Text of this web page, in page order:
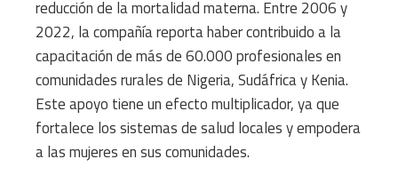
reducción de la mortalidad materna. Entre 2006 y
2022, la compañía reporta haber contribuido a la
capacitación de más de 60.000 profesionales en
comunidades rurales de Nigeria, Sudáfrica y Kenia.
Este apoyo tiene un efecto multiplicador, ya que
fortalece los sistemas de salud locales y empodera
a las mujeres en sus comunidades.